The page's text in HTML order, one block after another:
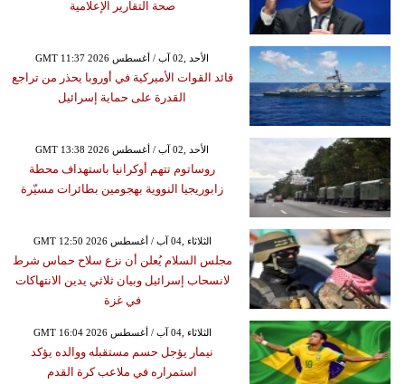
صحة التقارير الإعلامية
GMT 11:37 2026 الأحد ,02 آب / أغسطس
قائد القوات الأميركية في أوروبا يحذر من تراجع
القدرة على حماية إسرائيل
GMT 13:38 2026 الأحد ,02 آب / أغسطس
روساتوم تتهم أوكرانيا باستهداف محطة
زابوريجيا النووية بهجومين بطائرات مسيّرة
GMT 12:50 2026 الثلاثاء ,04 آب / أغسطس
مجلس السلام يُعلن أن نزع سلاح حماس شرط
لانسحاب إسرائيل وبيان ثلاثي يدين الانتهاكات
في غزة
GMT 16:04 2026 الثلاثاء ,04 آب / أغسطس
نيمار يؤجل حسم مستقبله ووالده يؤكد
استمراره في ملاعب كرة القدم